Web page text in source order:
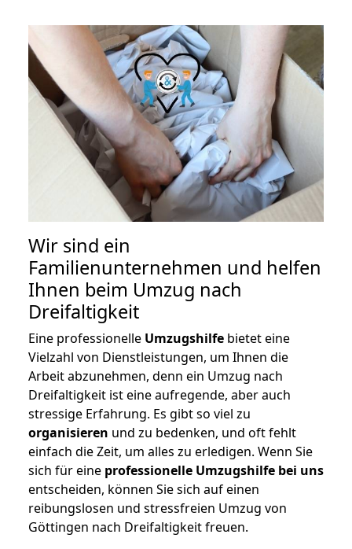
Wir sind ein
Familienunternehmen und helfen
Ihnen beim Umzug nach
Dreifaltigkeit
Eine professionelle Umzugshilfe bietet eine
Vielzahl von Dienstleistungen, um Ihnen die
Arbeit abzunehmen, denn ein Umzug nach
Dreifaltigkeit ist eine aufregende, aber auch
stressige Erfahrung. Es gibt so viel zu
organisieren und zu bedenken, und oft fehlt
einfach die Zeit, um alles zu erledigen. Wenn Sie
sich für eine professionelle Umzugshilfe bei uns
entscheiden, können Sie sich auf einen
reibungslosen und stressfreien Umzug von
Göttingen nach Dreifaltigkeit freuen.